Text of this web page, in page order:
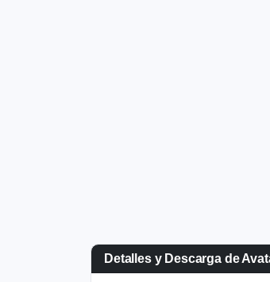
Detalles y Descarga de